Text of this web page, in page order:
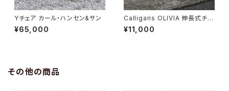
Yチェア カール・ハンセン&サン
¥65,000
Calligaris OLIVIA 伸長式チェ
ア
¥11,000
その他の商品